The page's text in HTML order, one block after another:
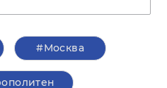
#Москва